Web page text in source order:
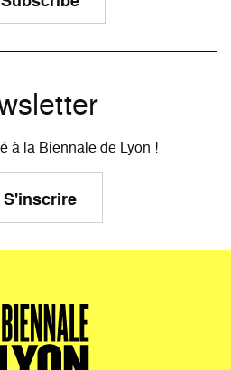
à la Biennale de Lyon !
S'inscrire